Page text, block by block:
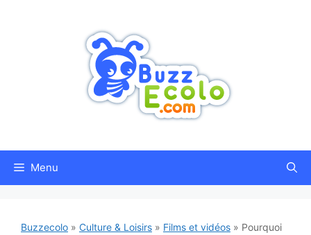
Menu
Buzzecolo » Culture & Loisirs » Films et vidéos » Pourquoi